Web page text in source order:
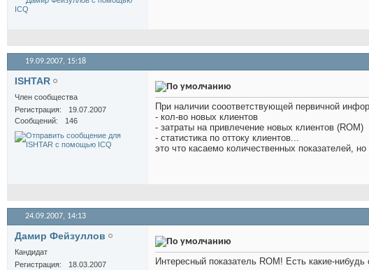
19.09.2007, 15:18
ISHTAR
Член сообщества
Регистрация
19.07.2007
Сообщений
146
При наличии сооответствующей первичной
- кол-во новых клиентов
- затраты на привлечение новых клиентов (ROM)
- статистика по оттоку клиентов...
это что касаемо количественных показателей,
24.09.2007, 14:13
Дамир Фейзуллов
Кандидат
Регистрация
18.03.2007
Интересный показатель ROM! Есть какие-